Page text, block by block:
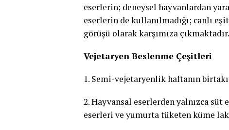
eserlerin; deneysel hayvanlardan
eserlerin de kullanılmadığı; canlı
görüşü olarak karşımıza çıkmaktadır.
Vejetaryen Beslenme Çeşitleri
1. Semi-vejetaryenlik haftanın
2. Hayvansal eserlerden yalnızca
eserleri ve yumurta tüketen küme